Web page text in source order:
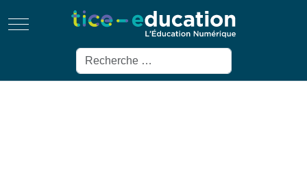
Mobile Menu Toggle
Rechercher